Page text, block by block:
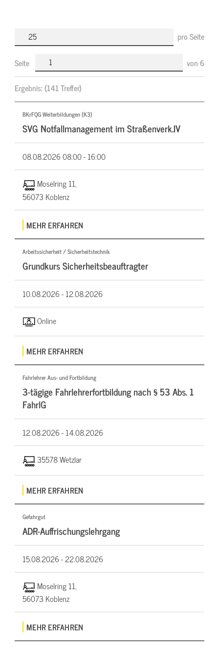
pro Seite
Seite von6
Ergebnis:(141 Treffer)
BKrFQG Weiterbildungen (K3)
SVG Notfallmanagement im Straßenverk.IV
08.08.202608:00 - 16:00
Moselring 11,
56073 Koblenz
MEHR ERFAHREN
Arbeitssicherheit / Sicherheitstechnik
Grundkurs Sicherheitsbeauftragter
10.08.2026 -12.08.2026
Online
MEHR ERFAHREN
Fahrlehrer Aus- und Fortbildung
3-tägige Fahrlehrerfortbildung nach § 53 Abs. 1
FahrlG
12.08.2026 -14.08.2026
35578 Wetzlar
MEHR ERFAHREN
Gefahrgut
ADR-Auffrischungslehrgang
15.08.2026 -22.08.2026
Moselring 11,
56073 Koblenz
MEHR ERFAHREN